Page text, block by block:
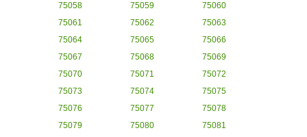
75058
75059
75060
75061
75062
75063
75064
75065
75066
75067
75068
75069
75070
75071
75072
75073
75074
75075
75076
75077
75078
75079
75080
75081